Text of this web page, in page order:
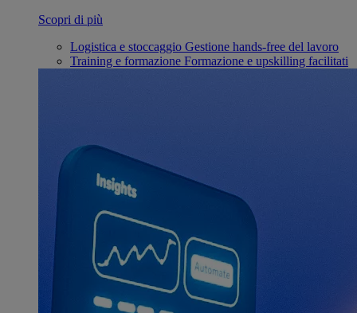
Scopri di più
Logistica e stoccaggio Gestione hands-free del lavoro
Training e formazione Formazione e upskilling facilitati